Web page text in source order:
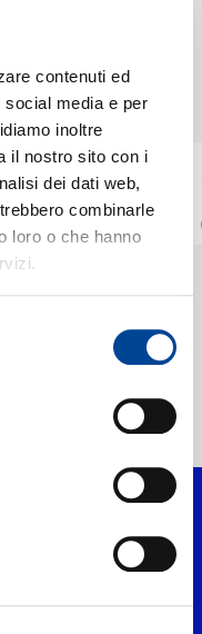
contenuti ed
social media e per
inoltre
il nostro sito con i
dei dati web,
combinarle
loro o che hanno
VEDI TUTTI
Night Is Still